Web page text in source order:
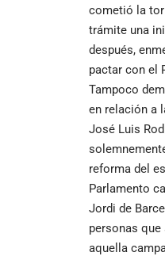
cometió la
trámite una
después,
pactar con el
Tampoco
en relación a
José Luis
reforma del
Parlamento
Jordi de
personas
aquella